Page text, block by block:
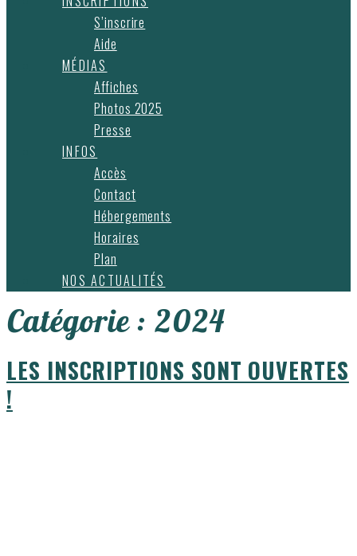
S’inscrire
Aide
MÉDIAS
Affiches
Photos 2025
Presse
INFOS
Accès
Contact
Hébergements
Horaires
Plan
NOS ACTUALITÉS
Catégorie :2024
LES INSCRIPTIONS SONT OUVERTES
!